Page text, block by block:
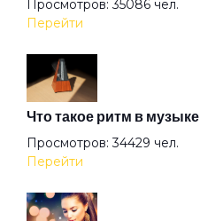
Арена
Аристократы
Атлантида
Просмотров: 35086 чел.
Перейти
Что такое ритм в музыке
Просмотров: 34429 чел.
Перейти